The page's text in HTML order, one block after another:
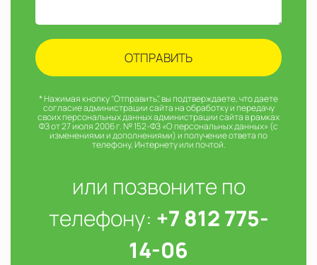
* Нажимая кнопку "Отправить", вы подтверждаете, что даете
согласие администрации сайта на обработку и передачу
своих персональных данных администрации сайта в рамках
ФЗ от 27 июля 2006 г. № 152-ФЗ «О персональных данных» (с
изменениями и дополнениями) и получение ответа по
телефону, Интернету или почтой.
или позвоните по
телефону: +7 812 775-
14-06